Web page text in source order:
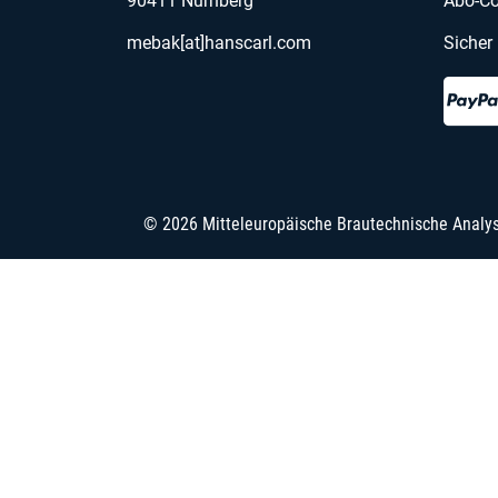
mebak[at]hanscarl.com
Sicher
© 2026 Mitteleuropäische Brautechnische